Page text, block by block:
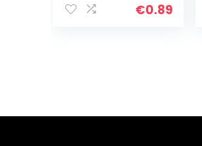
dairy products
€0.89